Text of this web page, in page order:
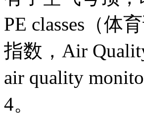
PE classes（体
指数，Air
air quality
4。